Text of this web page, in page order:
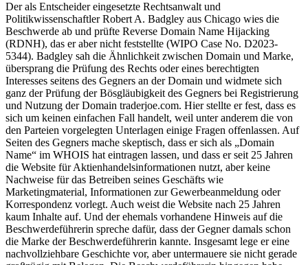
Der als Entscheider eingesetzte Rechtsanwalt und
Politikwissenschaftler Robert A. Badgley aus Chicago wies die
Beschwerde ab und prüfte Reverse Domain Name Hijacking
(RDNH), das er aber nicht feststellte (WIPO Case No. D2023-
5344). Badgley sah die Ähnlichkeit zwischen Domain und Marke,
übersprang die Prüfung des Rechts oder eines berechtigten
Interesses seitens des Gegners an der Domain und widmete sich
ganz der Prüfung der Bösgläubigkeit des Gegners bei Registrierung
und Nutzung der Domain traderjoe.com. Hier stellte er fest, dass es
sich um keinen einfachen Fall handelt, weil unter anderem die von
den Parteien vorgelegten Unterlagen einige Fragen offenlassen. Auf
Seiten des Gegners mache skeptisch, dass er sich als „Domain
Name“ im WHOIS hat eintragen lassen, und dass er seit 25 Jahren
die Website für Aktienhandelsinformationen nutzt, aber keine
Nachweise für das Betreiben seines Geschäfts wie
Marketingmaterial, Informationen zur Gewerbeanmeldung oder
Korrespondenz vorlegt. Auch weist die Website nach 25 Jahren
kaum Inhalte auf. Und der ehemals vorhandene Hinweis auf die
Beschwerdeführerin spreche dafür, dass der Gegner damals schon
die Marke der Beschwerdeführerin kannte. Insgesamt lege er eine
nachvollziehbare Geschichte vor, aber untermauere sie nicht gerade